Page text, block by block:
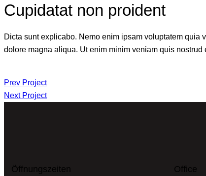
Cupidatat non proident
Dicta sunt explicabo. Nemo enim ipsam voluptatem
dolore magna aliqua. Ut enim minim veniam quis nostrud
Prev Project
Next Project
Öffnungszeiten Office